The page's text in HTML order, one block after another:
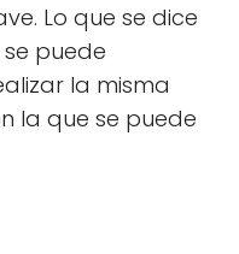
Lo que se dice
puede
la misma
la que se puede